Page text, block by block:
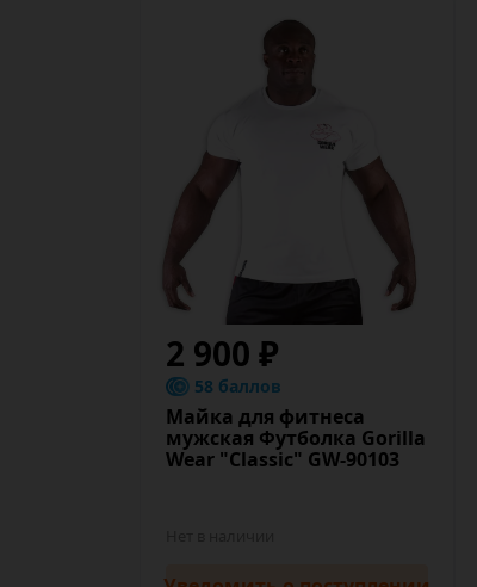
2 900 ₽
58 баллов
Майка для фитнеса
мужская Футболка Gorilla
Wear "Classic" GW-90103